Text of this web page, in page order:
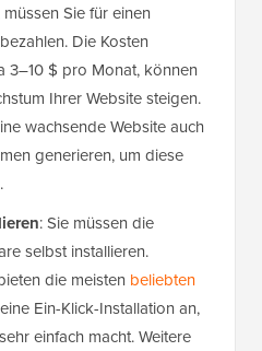
Sie für einen
Die Kosten
3–10 $ pro Monat, können
Ihrer Website steigen.
wachsende Website auch
generieren, um diese
: Sie müssen die
selbst installieren.
die meisten beliebten
eine Ein-Klick-Installation an,
einfach macht. Weitere